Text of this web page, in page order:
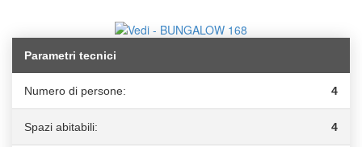
Parametri tecnici
Numero di persone: 4
Spazi abitabili: 4